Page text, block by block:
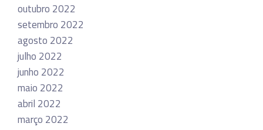
outubro 2022
setembro 2022
agosto 2022
julho 2022
junho 2022
maio 2022
abril 2022
março 2022